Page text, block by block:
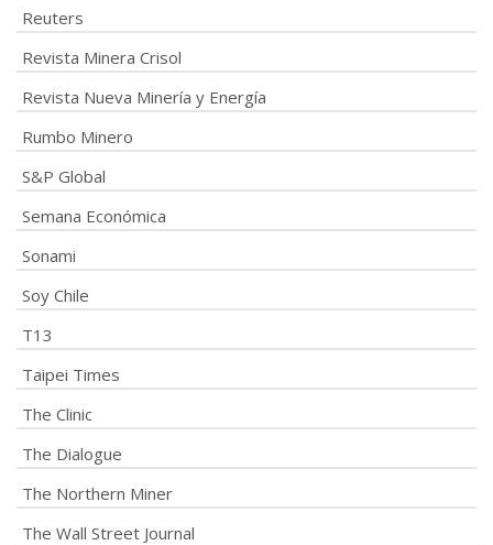
Reuters
Revista Minera Crisol
Revista Nueva Minería y Energía
Rumbo Minero
S&P Global
Semana Económica
Sonami
Soy Chile
T13
Taipei Times
The Clinic
The Dialogue
The Northern Miner
The Wall Street Journal